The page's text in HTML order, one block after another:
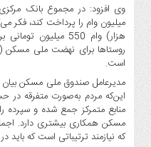
وی افزود: در مجموع بانک
روستاها برای نهضت ملی مسکن
است.
مدیرعامل صندوق ملی مسکن بیان
این‌که مردم به‌صورت متفرقه در
منابع متمرکز جمع شده و سپرده
مسکن همکاری بیشتری دارد.
که نیازمند ترتیباتی است که